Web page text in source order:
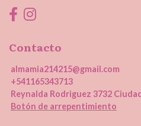
Contacto
almamia214215@gmail.com
+541165343713
Reynalda Rodriguez 3732
Botón de arrepentimiento